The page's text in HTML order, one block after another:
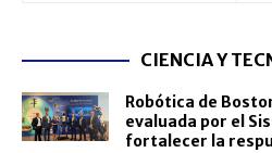
CIENCIA Y
Robótica de
evaluada por el
fortalecer la